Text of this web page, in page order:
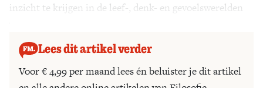
inzicht te krijgen in de leef-, denk- en gevoelswerelden
Lees dit artikel verder
Voor € 4,99 per maand lees én beluister je dit artikel